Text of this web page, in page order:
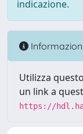
indicazione.
Utilizza
un link a
https://